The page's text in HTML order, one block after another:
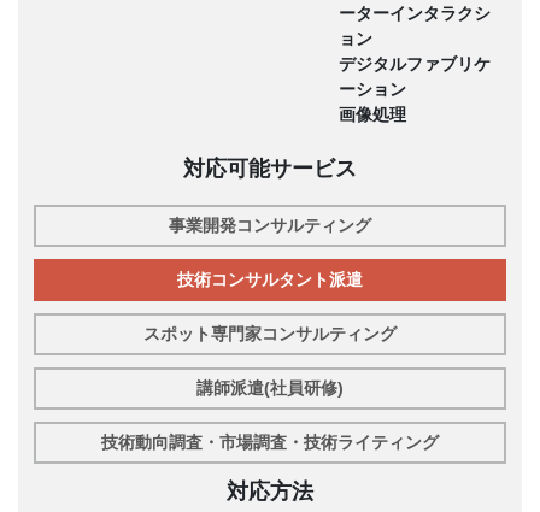
ーターインタラクシ
ョン
デジタルファブリケ
ーション
画像処理
対応可能サービス
事業開発コンサルティング
技術コンサルタント派遣
スポット専門家コンサルティング
講師派遣(社員研修)
技術動向調査・市場調査・技術ライティング
対応方法